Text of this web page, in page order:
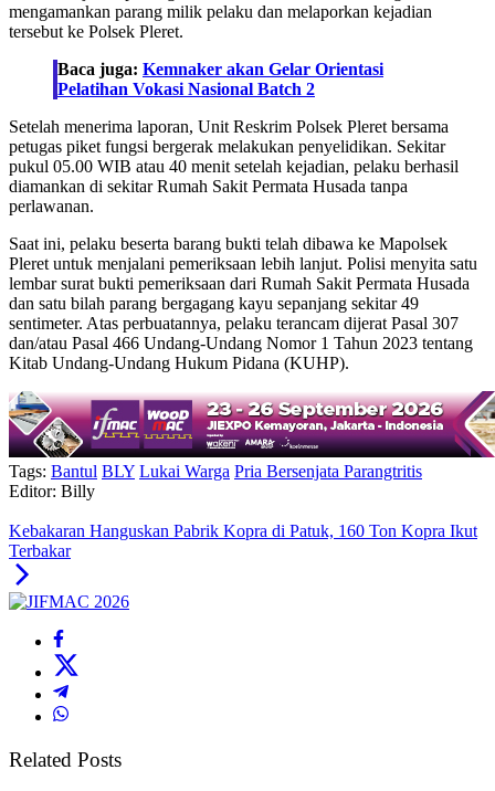
mengamankan parang milik pelaku dan melaporkan kejadian
tersebut ke Polsek Pleret.
Baca juga: Kemnaker akan Gelar Orientasi
Pelatihan Vokasi Nasional Batch 2
Setelah menerima laporan, Unit Reskrim Polsek Pleret bersama
petugas piket fungsi bergerak melakukan penyelidikan. Sekitar
pukul 05.00 WIB atau 40 menit setelah kejadian, pelaku berhasil
diamankan di sekitar Rumah Sakit Permata Husada tanpa
perlawanan.
Saat ini, pelaku beserta barang bukti telah dibawa ke Mapolsek
Pleret untuk menjalani pemeriksaan lebih lanjut. Polisi menyita satu
lembar surat bukti pemeriksaan dari Rumah Sakit Permata Husada
dan satu bilah parang bergagang kayu sepanjang sekitar 49
sentimeter. Atas perbuatannya, pelaku terancam dijerat Pasal 307
dan/atau Pasal 466 Undang-Undang Nomor 1 Tahun 2023 tentang
Kitab Undang-Undang Hukum Pidana (KUHP).
Tags: Bantul BLY Lukai Warga Pria Bersenjata Parangtritis
Editor: Billy
Kebakaran Hanguskan Pabrik Kopra di Patuk, 160 Ton Kopra Ikut
Terbakar
Related Posts